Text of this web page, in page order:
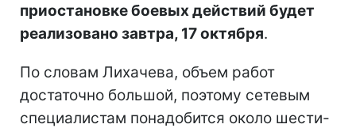
приостановке боевых действий будет
реализовано завтра, 17 октября.
По словам Лихачева, объем работ
достаточно большой, поэтому сетевым
специалистам понадобится около шести-